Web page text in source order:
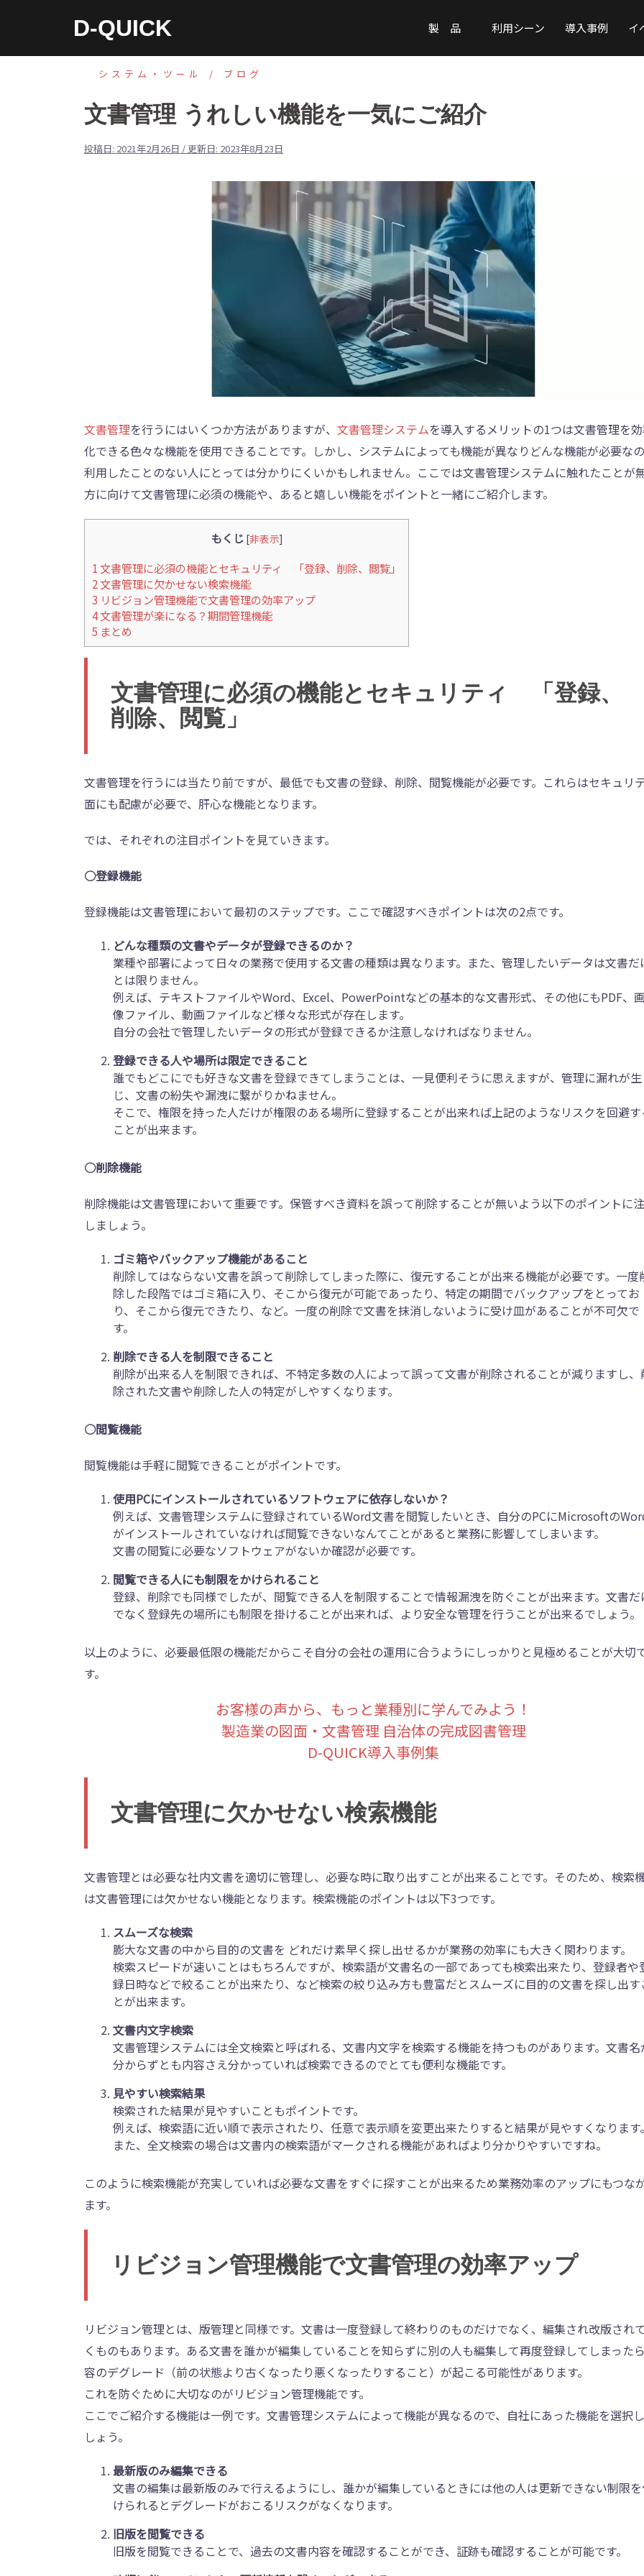
テ
D-QUICK 製 品 利用シーン 導入事例 イ
システム・ツール ブログ
文書管理 うれしい機能を一気にご紹介
投稿日: 2021年2月26日 / 更新日: 2023年8月23日
文書管理を行うにはいくつか方法がありますが、 文書管理システムを導入するメリットの1つは文書管理を
化できる色々な機能を使用できることです。しかし、システムによっても機能が異なりどんな機能が必要な
利用したことのない人にとっては分かりにくいかもしれません。ここでは文書管理システムに触れたことが
方に向けて文書管理に必須の機能や、あると嬉しい機能をポイントと一緒にご紹介します。
もくじ [非表示]
1文書管理に必須の機能とセキュリティ 「登録、削除、閲覧」
2文書管理に欠かせない検索機能
3 リビジョン管理機能で文書管理の効率アップ
4文書管理が楽になる？期間管理機能
5 まとめ
文書管理に必須の機能とセキュリティ 「登録、
削除、閲覧」
文書管理を行うには当たり前ですが、最低でも文書の登録、削除、閲覧機能が必要です。これらはセキュリ
面にも配慮が必要で、肝心な機能となります。
では、それぞれの注目ポイントを見ていきます。
○登録機能
登録機能は文書管理において最初のステップです。ここで確認すべきポイントは次の2点です。
どんな種類の文書やデータが登録できるのか？
業種や部署によって日々の業務で使用する文書の種類は異なります。また、管理したいデータは文書だ
とは限りません。
例えば、テキストファイルやWord、Excel、PowerPointなどの基本的な文書形式、その他にもPDF、
像ファイル、動画ファイルなど様々な形式が存在します。
自分の会社で管理したいデータの形式が登録できるか注意しなければなりません。
登録できる人や場所は限定できること
誰でもどこにでも好きな文書を登録できてしまうことは、一見便利そうに思えますが、管理に漏れが生
じ、文書の紛失や漏洩に繋がりかねません。
そこで、権限を持った人だけが権限のある場所に登録することが出来れば上記のようなリスクを回避
ことが出来ます。
○削除機能
削除機能は文書管理において重要です。保管すべき資料を誤って削除することが無いよう以下のポイントに
しましょう。
ゴミ箱やバックアップ機能があること
削除してはならない文書を誤って削除してしまった際に、復元することが出来る機能が必要です。一度
除した段階ではゴミ箱に入り、そこから復元が可能であったり、特定の期間でバックアップをとってお
り、そこから復元できたり、など。一度の削除で文書を抹消しないように受け皿があることが不可欠で
す。
削除できる人を制限できること
削除が出来る人を制限できれば、不特定多数の人によって誤って文書が削除されることが減りますし、
除された文書や削除した人の特定がしやすくなります。
○閲覧機能
閲覧機能は手軽に閲覧できることがポイントです。
使用PCにインストールされているソフトウェアに依存しないか？
例えば、文書管理システムに登録されているWord文書を閲覧したいとき、自分のPCにMicrosoftの
がインストールされていなければ閲覧できないなんてことがあると業務に影響してしまいます。
文書の閲覧に必要なソフトウェアがないか確認が必要です。
閲覧できる人にも制限をかけられること
登録、削除でも同様でしたが、閲覧できる人を制限することで情報漏洩を防ぐことが出来ます。文書だ
でなく登録先の場所にも制限を掛けることが出来れば、より安全な管理を行うことが出来るでしょう。
以上のように、必要最低限の機能だからこそ自分の会社の運用に合うようにしっかりと見極めることが大切
す。
お客様の声から、もっと業種別に学んでみよう！
製造業の図面・文書管理 自治体の完成図書管理
D-QUICK導入事例集
文書管理に欠かせない検索機能
文書管理とは必要な社内文書を適切に管理し、必要な時に取り出すことが出来ることです。そのため、検索
は文書管理には欠かせない機能となります。検索機能のポイントは以下3つです。
スムーズな検索
膨大な文書の中から目的の文書を どれだけ素早く探し出せるかが業務の効率にも大きく関わります。
検索スピードが速いことはもちろんですが、検索語が文書名の一部であっても検索出来たり、登録者や
録日時などで絞ることが出来たり、など検索の絞り込み方も豊富だとスムーズに目的の文書を探し出す
とが出来ます。
文書内文字検索
文書管理システムには全文検索と呼ばれる、文書内文字を検索する機能を持つものがあります。文書名
分からずとも内容さえ分かっていれば検索できるのでとても便利な機能です。
見やすい検索結果
検索された結果が見やすいこともポイントです。
例えば、検索語に近い順で表示されたり、任意で表示順を変更出来たりすると結果が見やすくなります
また、全文検索の場合は文書内の検索語がマークされる機能があればより分かりやすいですね。
このように検索機能が充実していれば必要な文書をすぐに探すことが出来るため業務効率のアップにもつな
ます。
リビジョン管理機能で文書管理の効率アップ
リビジョン管理とは、版管理と同様です。文書は一度登録して終わりのものだけでなく、編集され改版され
くものもあります。ある文書を誰かが編集していることを知らずに別の人も編集して再度登録してしまった
容のデグレード（前の状態より古くなったり悪くなったりすること）が起こる可能性があります。
これを防ぐために大切なのがリビジョン管理機能です。
ここでご紹介する機能は一例です。文書管理システムによって機能が異なるので、自社にあった機能を選択
しょう。
最新版のみ編集できる
文書の編集は最新版のみで行えるようにし、誰かが編集しているときには他の人は更新できない制限
けられるとデグレードがおこるリスクがなくなります。
旧版を閲覧できる
旧版を閲覧できることで、過去の文書内容を確認することができ、証跡も確認することが可能です。